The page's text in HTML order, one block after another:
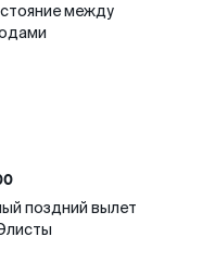
между
поздний вылет